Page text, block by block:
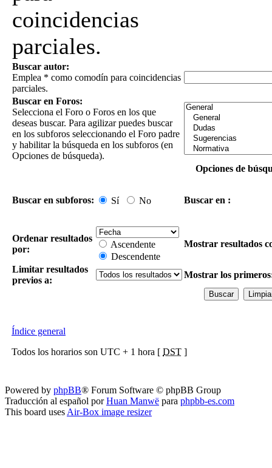
coincidencias
parciales.
Buscar autor:
Emplea * como comodín para coincidencias
parciales.
Buscar en Foros:
Selecciona el Foro o Foros en los que
deseas buscar. Para agilizar puedes buscar
en los subforos seleccionando el Foro padre
y habilitar la búsqueda en los subforos (en
Opciones de búsqueda).
Opciones de
Buscar en subforos: Sí No Buscar en :
Ordenar resultados
por:
Ascendente
Descendente
Mostrar resultados
Limitar resultados
previos a:
Mostrar los
Índice general
Todos los horarios son UTC + 1 hora [ DST ]
Powered by phpBB® Forum Software © phpBB Group
Traducción al español porHuan Manwë para phpbb-es.com
This board uses Air-Box image resizer